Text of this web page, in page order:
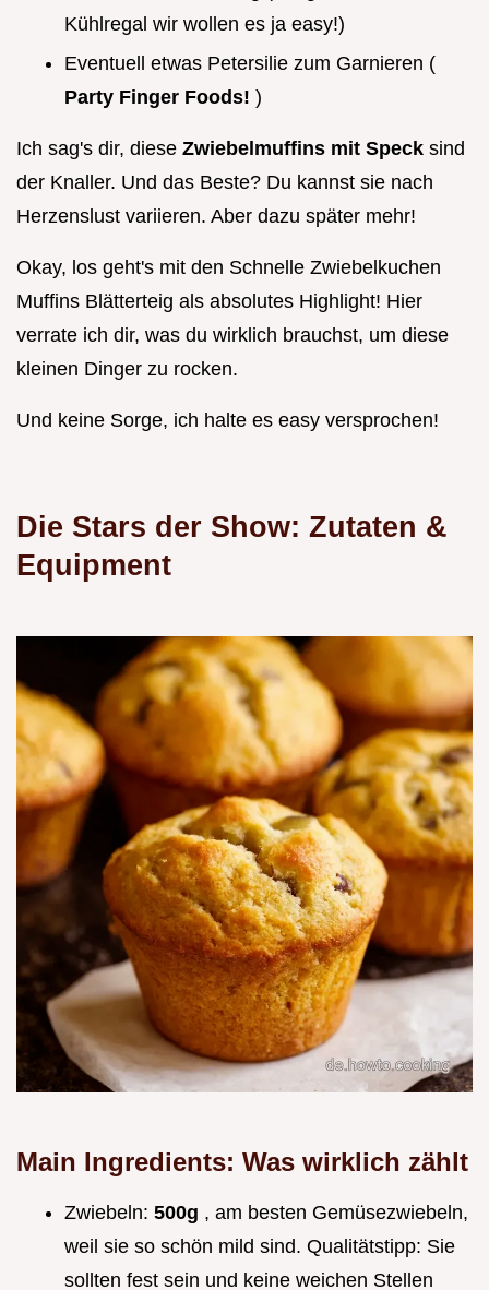
Kühlregal wir wollen es ja easy!)
Eventuell etwas Petersilie zum Garnieren (
Party Finger Foods! )
Ich sag's dir, diese Zwiebelmuffins mit Speck sind
der Knaller. Und das Beste? Du kannst sie nach
Herzenslust variieren. Aber dazu später mehr!
Okay, los geht's mit den Schnelle Zwiebelkuchen
Muffins Blätterteig als absolutes Highlight! Hier
verrate ich dir, was du wirklich brauchst, um diese
kleinen Dinger zu rocken.
Und keine Sorge, ich halte es easy versprochen!
Die Stars der Show: Zutaten &
Equipment
Main Ingredients: Was wirklich zählt
Zwiebeln: 500g , am besten Gemüsezwiebeln,
weil sie so schön mild sind. Qualitätstipp: Sie
sollten fest sein und keine weichen Stellen